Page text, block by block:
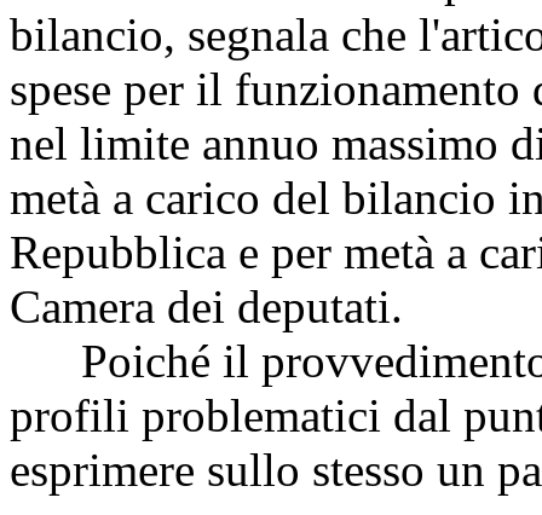
bilancio, segnala che
spese per il
nel limite annuo massimo
metà a carico del bilancio
Repubblica e per metà a
Camera dei deputati.
Poiché il provvedimento
profili problematici dal
esprimere sullo stesso un